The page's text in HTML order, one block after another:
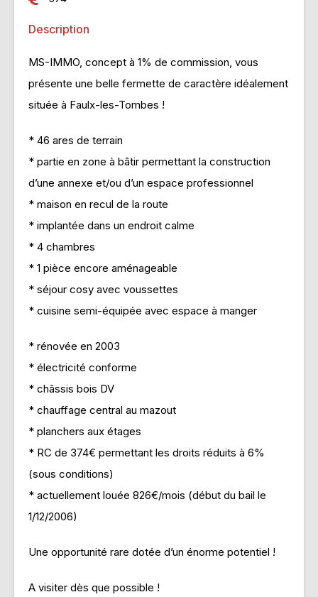
Description
MS-IMMO, concept à 1% de commission, vous
présente une belle fermette de caractère idéalement
située à Faulx-les-Tombes !
* 46 ares de terrain
* partie en zone à bâtir permettant la construction
d’une annexe et/ou d’un espace professionnel
* maison en recul de la route
* implantée dans un endroit calme
* 4 chambres
* 1 pièce encore aménageable
* séjour cosy avec voussettes
* cuisine semi-équipée avec espace à manger
* rénovée en 2003
* électricité conforme
* châssis bois DV
* chauffage central au mazout
* planchers aux étages
* RC de 374€ permettant les droits réduits à 6%
(sous conditions)
* actuellement louée 826€/mois (début du bail le
1/12/2006)
Une opportunité rare dotée d’un énorme potentiel !
A visiter dès que possible !